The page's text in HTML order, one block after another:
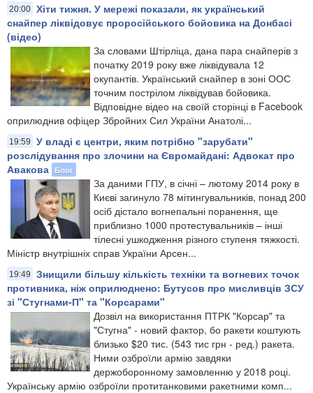
20:00 Хіти тижня. У мережі показали, як український
снайпер ліквідовує проросійського бойовика на Донбасі
(відео)
За словами Штірліца, дана пара снайперів з
початку 2019 року вже ліквідувала 12
окупантів. Український снайпер в зоні ООС
точним пострілом ліквідував бойовика.
Відповідне відео на своїй сторінці в Facebook
оприлюднив офіцер Збройних Сил України Анатолі...
19:59
У владі є центри, яким потрібно "зарубати"
розслідування про злочини на Євромайдані: Адвокат про
Авакова Блог
За даними ГПУ, в січні – лютому 2014 року в
Києві загинуло 78 мітингувальників, понад 200
осіб дістало вогнепальні поранення, ще
приблизно 1000 протестувальників – інші
тілесні ушкодження різного ступеня тяжкості.
Міністр внутрішніх справ України Арсен...
19:49
Знищили більшу кількість техніки та вогневих точок
противника, ніж оприлюднено: Бутусов про мисливців ЗСУ
зі "Стугнами-П" та "Корсарами"
Дозвіл на використання ПТРК "Корсар" та
"Стугна" - новий фактор, бо ракети коштують
близько $20 тис. (543 тис грн - ред.) ракета.
Ними озброїли армію завдяки
держоборонному замовленню у 2018 році.
Українську армію озброїли протитанковими ракетними комп...